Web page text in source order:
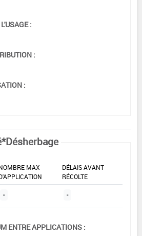
:
:
:
MAX
DÉLAIS AVANT
RÉCOLTE
- -
ENTRE APPLICATIONS :